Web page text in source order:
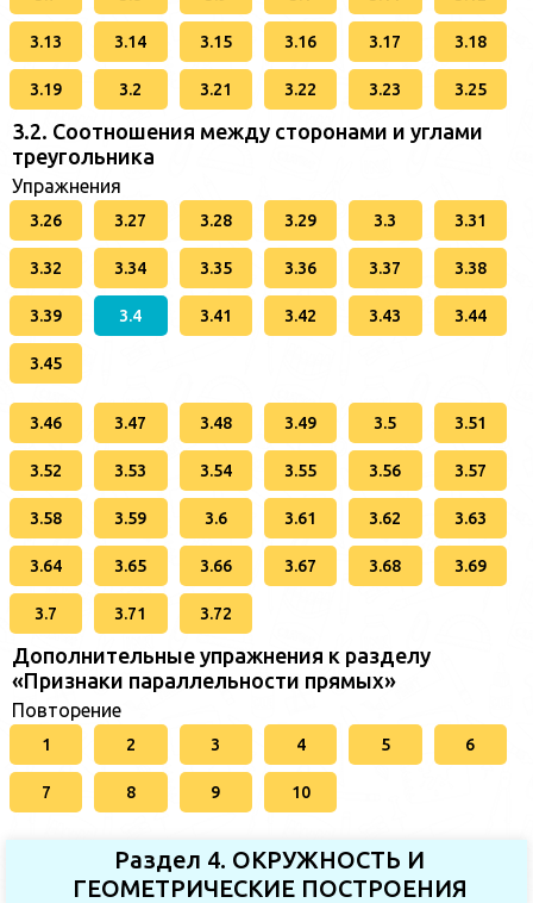
3.13 3.14 3.15 3.16 3.17 3.18
3.19 3.2 3.21 3.22 3.23 3.25
3.2. Соотношения между сторонами и углами
треугольника
Упражнения
3.26 3.27 3.28 3.29 3.3 3.31
3.32 3.34 3.35 3.36 3.37 3.38
3.39 3.4 3.41 3.42 3.43 3.44
3.45
3.46 3.47 3.48 3.49 3.5 3.51
3.52 3.53 3.54 3.55 3.56 3.57
3.58 3.59 3.6 3.61 3.62 3.63
3.64 3.65 3.66 3.67 3.68 3.69
3.7 3.71 3.72
Дополнительные упражнения к разделу
«Признаки параллельности прямых»
Повторение
1 2 3 4 5 6
7 8 9 10
Раздел 4. ОКРУЖНОСТЬ И
ГЕОМЕТРИЧЕСКИЕ ПОСТРОЕНИЯ